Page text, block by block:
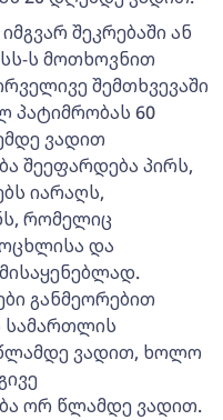
შეკრებაში ან
ს მოთხოვნით
შემთხვევაში
პატიმრობას 60
ვადით
შეეფარდება პირს,
იარაღს,
რომელიც
და
განმეორებით
სამართლის
წლამდე ვადით, ხოლო
ორ წლამდე ვადით.